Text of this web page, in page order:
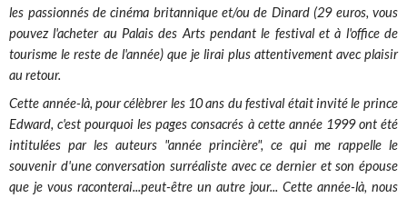
les passionnés de cinéma britannique et/ou de Dinard (29 euros, vous
pouvez l'acheter au Palais des Arts pendant le festival et à l'office de
tourisme le reste de l'année) que je lirai plus attentivement avec plaisir
au retour.
Cette année-là, pour célèbrer les 10 ans du festival était invité le prince
Edward, c'est pourquoi les pages consacrés à cette année 1999 ont été
intitulées par les auteurs "année princière", ce qui me rappelle le
souvenir d'une conversation surréaliste avec ce dernier et son épouse
que je vous raconterai...peut-être un autre jour... Cette année-là, nous